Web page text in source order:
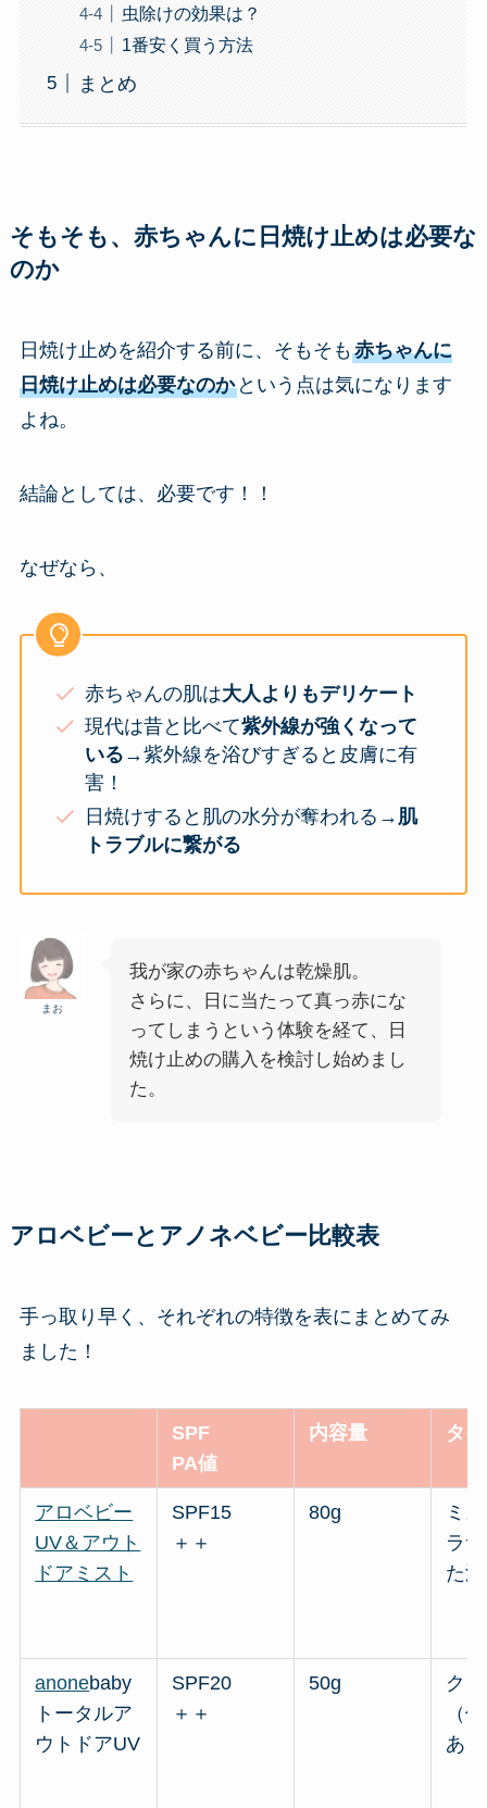
虫除けの効果は？
1番安く買う方法
まとめ
そもそも、赤ちゃんに日焼け止めは必要な
のか
日焼け止めを紹介する前に、そもそも赤ちゃんに
日焼け止めは必要なのかという点は気になります
よね。
結論としては、必要です！！
なぜなら、
赤ちゃんの肌は大人よりもデリケート
現代は昔と比べて紫外線が強くなって
いる →紫外線を浴びすぎると皮膚に有
害！
日焼けすると肌の水分が奪われる→ 肌
トラブルに繋がる
まお
我が家の赤ちゃんは乾燥肌。
さらに、日に当たって真っ赤にな
ってしまうという体験を経て、日
焼け止めの購入を検討し始めまし
た。
アロベビーとアノネベビー比較表
手っ取り早く、それぞれの特徴を表にまとめてみ
ました！
SPF
PA値
内容量 タ
アロベビー
UV＆アウト
ドアミスト
SPF15
＋＋
80g
ミ
ラ
た
anonebaby
トータルア
ウトドアUV
SPF20
＋＋
50g
ク
（
あ